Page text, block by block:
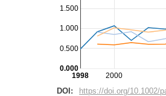
2000
1998
0.500
1.000
1.500
0.000
DOI: https://doi.org/10.1002/